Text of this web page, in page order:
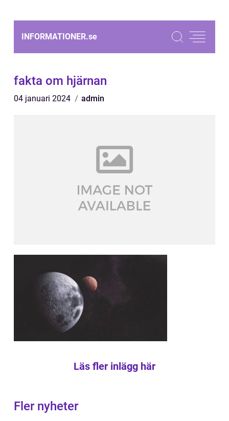
INFORMATIONER.se
fakta om hjärnan
04 januari 2024 admin
Läs fler inlägg här
Fler nyheter